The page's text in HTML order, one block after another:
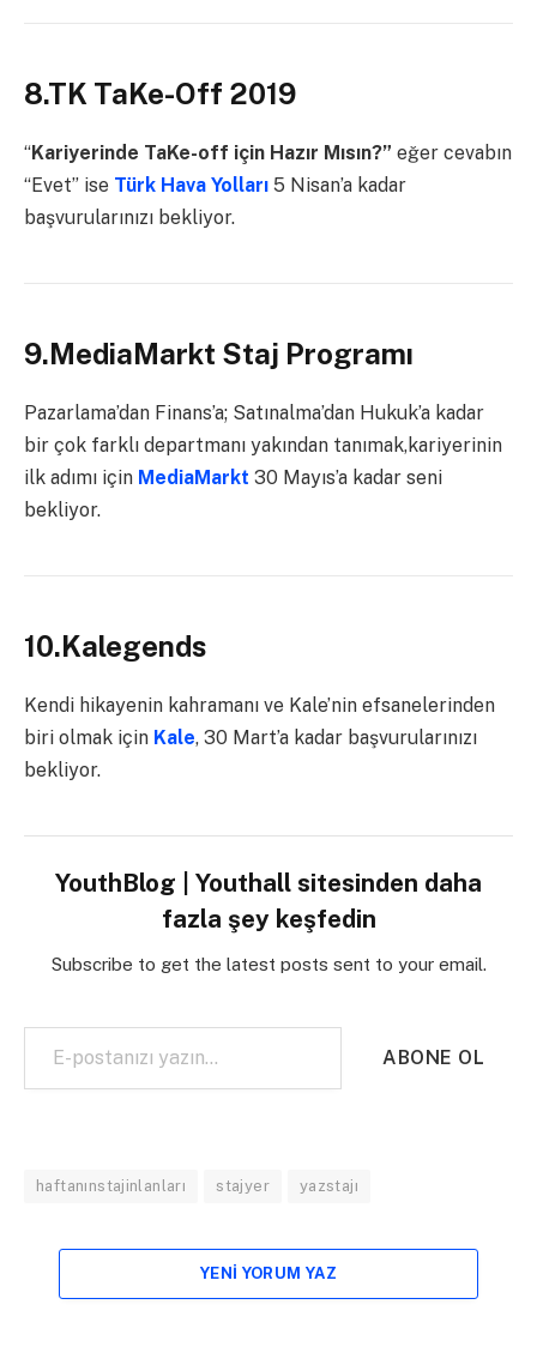
8.TK TaKe-Off 2019
“Kariyerinde TaKe-off için Hazır Mısın?” eğer cevabın
“Evet” ise Türk Hava Yolları 5 Nisan’a kadar
başvurularınızı bekliyor.
9.MediaMarkt Staj Programı
Pazarlama’dan Finans’a; Satınalma’dan Hukuk’a kadar
bir çok farklı departmanı yakından tanımak,kariyerinin
ilk adımı için MediaMarkt 30 Mayıs’a kadar seni
bekliyor.
10.Kalegends
Kendi hikayenin kahramanı ve Kale’nin efsanelerinden
biri olmak için Kale, 30 Mart’a kadar başvurularınızı
bekliyor.
YouthBlog | Youthall sitesinden daha
fazla şey keşfedin
Subscribe to get the latest posts sent to your email.
E-postanızı yazın…
ABONE OL
haftanınstajinlanları stajyer yazstajı
YENI YORUM YAZ